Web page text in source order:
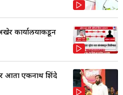
कार्यालयाकडून
आता एकनाथ शिंदे